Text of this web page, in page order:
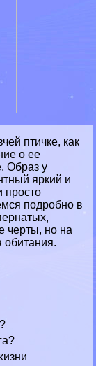
птичке, как
о ее
Образ у
яркий и
просто
подробно в
черты, но на
обитания.